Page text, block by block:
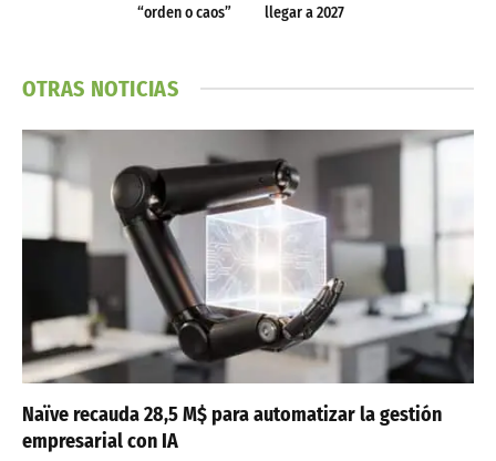
“orden o caos”
llegar a 2027
OTRAS NOTICIAS
Naïve recauda 28,5 M$ para automatizar la gestión
empresarial con IA